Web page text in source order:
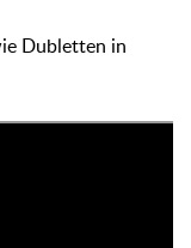
Dubletten in